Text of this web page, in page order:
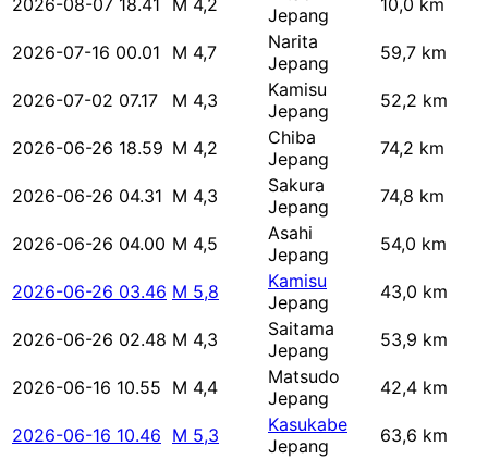
2026-08-07 18.41
M 4,2
Jepang
10,0 km
2026-07-16 00.01 M 4,7
Narita
Jepang
59,7 km
2026-07-02 07.17 M 4,3
Kamisu
Jepang
52,2 km
2026-06-26 18.59 M 4,2
Chiba
Jepang
74,2 km
2026-06-26 04.31 M 4,3
Sakura
Jepang
74,8 km
2026-06-26 04.00 M 4,5
Asahi
Jepang
54,0 km
2026-06-26 03.46 M 5,8
Kamisu
Jepang
43,0 km
2026-06-26 02.48 M 4,3
Saitama
Jepang
53,9 km
2026-06-16 10.55 M 4,4
Matsudo
Jepang
42,4 km
2026-06-16 10.46 M 5,3
Kasukabe
Jepang
63,6 km